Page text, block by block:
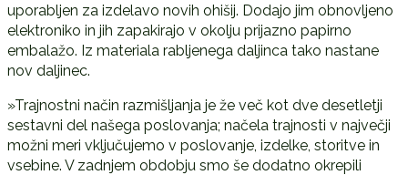
uporabljen za izdelavo novih ohišij. Dodajo jim obnovljeno
elektroniko in jih zapakirajo v okolju prijazno papirno
embalažo. Iz materiala rabljenega daljinca tako nastane
nov daljinec.
»Trajnostni način razmišljanja je že več kot dve desetletji
sestavni del našega poslovanja; načela trajnosti v največji
možni meri vključujemo v poslovanje, izdelke, storitve in
vsebine. V zadnjem obdobju smo še dodatno okrepili